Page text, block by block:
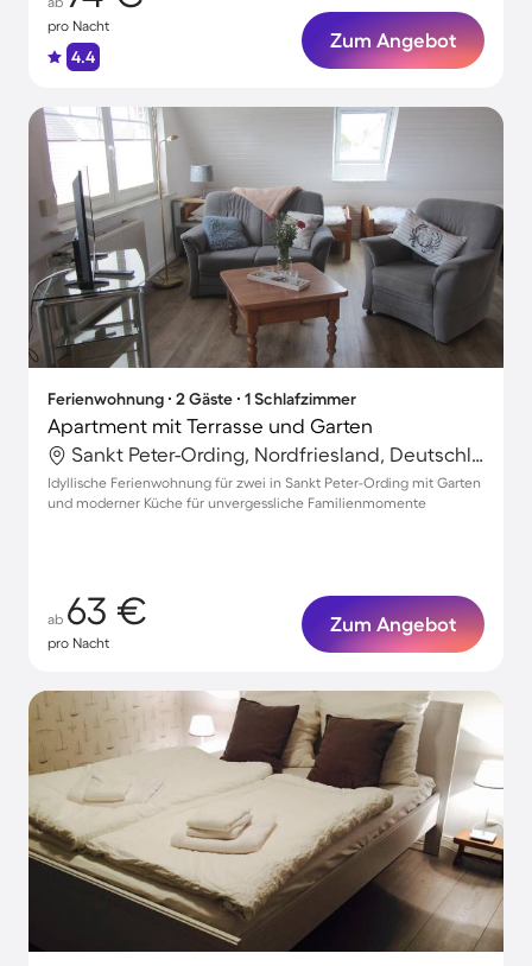
pro Nacht
4.4
Zum Angebot
Ferienwohnung ∙ 2 Gäste ∙ 1 Schlafzimmer
Apartment mit Terrasse und Garten
Sankt Peter-Ording, Nordfriesland, Deutschland
Idyllische Ferienwohnung für zwei in Sankt Peter-Ording mit Garten
und moderner Küche für unvergessliche Familienmomente
ab 63 €
pro Nacht
Zum Angebot